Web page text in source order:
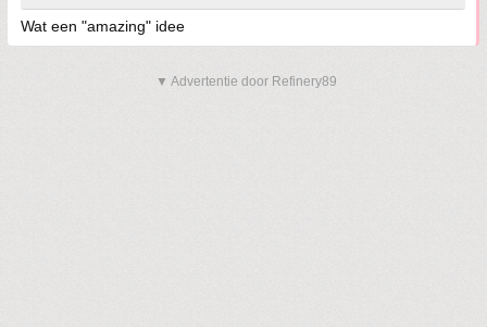
Wat een "amazing" idee
▼ Advertentie door Refinery89